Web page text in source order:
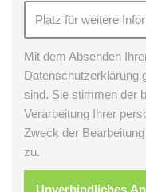
Mit dem Absenden
Datenschutzerklärung
sind. Sie stimmen der
Verarbeitung Ihrer
Zweck der
zu.